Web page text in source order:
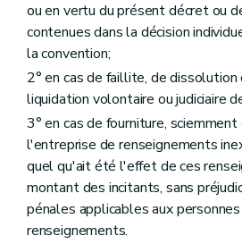
ou en vertu du présent décret ou
contenues dans la décision
la convention;
2° en cas de faillite, de dissolution
liquidation volontaire ou judiciaire
3° en cas de fourniture, sciemment
l'entreprise de renseignements
quel qu'ait été l'effet de ces
montant des incitants, sans
pénales applicables aux
renseignements.